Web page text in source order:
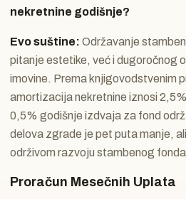
nekretnine godišnje?
Evo suštine: Održavanje
pitanje estetike, već i dugoročnog
imovine. Prema knjigovodstvenim
amortizacija nekretnine iznosi
0,5% godišnje izdvaja za fond
delova zgrade je pet puta manje,
održivom razvoju stambenog
Proračun Mesečnih Uplata